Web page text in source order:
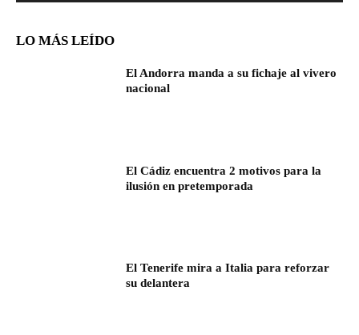
LO MÁS LEÍDO
El Andorra manda a su fichaje al vivero
nacional
El Cádiz encuentra 2 motivos para la
ilusión en pretemporada
El Tenerife mira a Italia para reforzar
su delantera